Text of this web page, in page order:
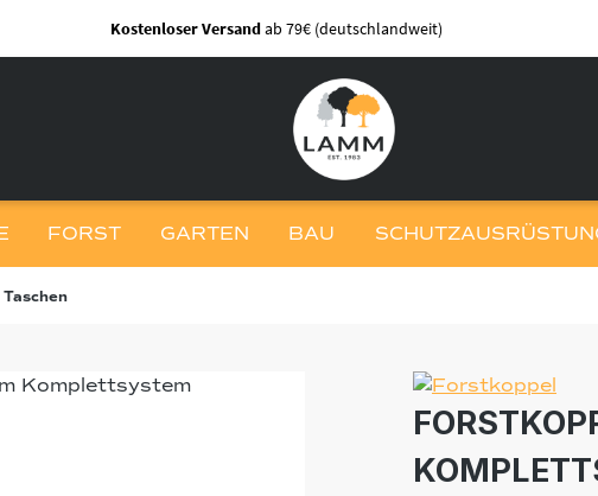
Kostenloser Versandab 79€ (deutschlandweit)
FORST GARTEN BAU